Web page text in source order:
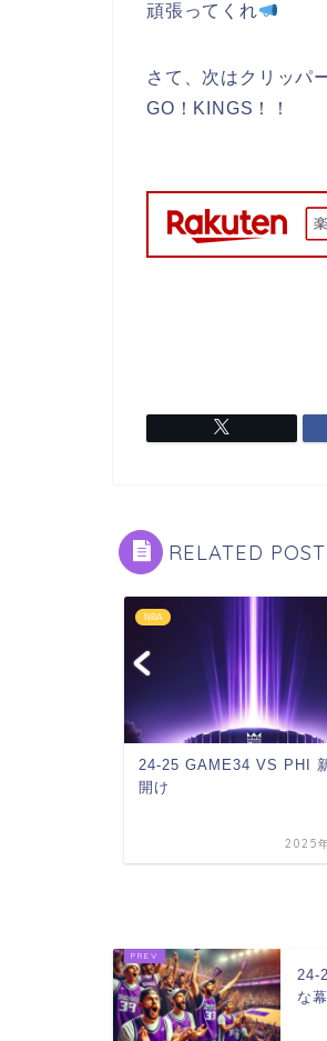
頑張ってくれ
さて、次はクリッパ
GO！KINGS！！
RELATED POST
NBA
24-25 GAME34 VS PHI
開け
2025
24-
な